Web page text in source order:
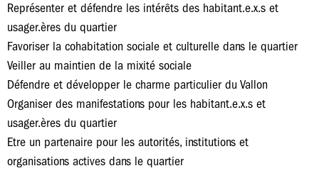
Représenter et défendre les intérêts des habitant.e.x.s et
usager.ères du quartier
Favoriser la cohabitation sociale et culturelle dans le quartier
Veiller au maintien de la mixité sociale
Défendre et développer le charme particulier du Vallon
Organiser des manifestations pour les habitant.e.x.s et
usager.ères du quartier
Etre un partenaire pour les autorités, institutions et
organisations actives dans le quartier